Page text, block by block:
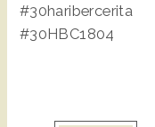
#30haribercerita
#30HBC1804